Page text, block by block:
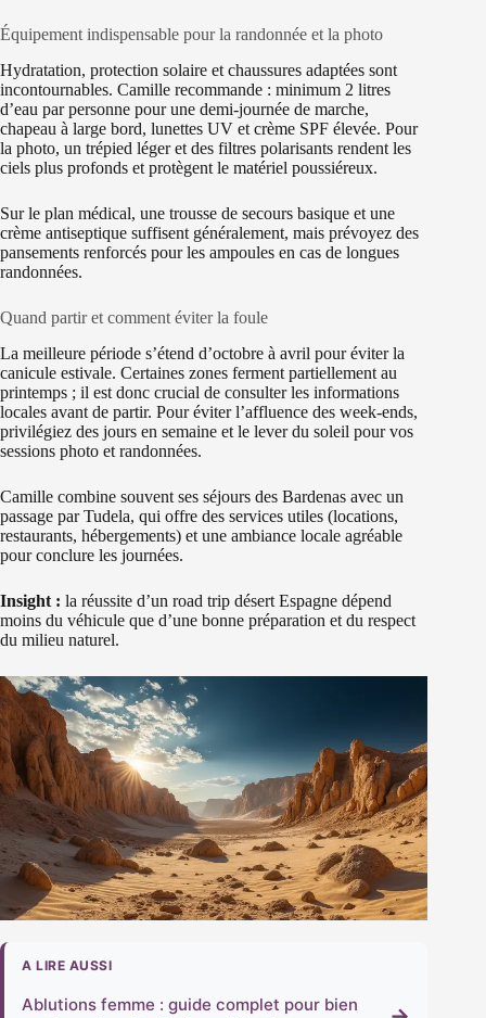
Équipement indispensable pour la randonnée et la photo
Hydratation, protection solaire et chaussures adaptées sont
incontournables. Camille recommande : minimum 2 litres
d’eau par personne pour une demi-journée de marche,
chapeau à large bord, lunettes UV et crème SPF élevée. Pour
la photo, un trépied léger et des filtres polarisants rendent les
ciels plus profonds et protègent le matériel poussiéreux.
Sur le plan médical, une trousse de secours basique et une
crème antiseptique suffisent généralement, mais prévoyez des
pansements renforcés pour les ampoules en cas de longues
randonnées.
Quand partir et comment éviter la foule
La meilleure période s’étend d’octobre à avril pour éviter la
canicule estivale. Certaines zones ferment partiellement au
printemps ; il est donc crucial de consulter les informations
locales avant de partir. Pour éviter l’affluence des week-ends,
privilégiez des jours en semaine et le lever du soleil pour vos
sessions photo et randonnées.
Camille combine souvent ses séjours des Bardenas avec un
passage par Tudela, qui offre des services utiles (locations,
restaurants, hébergements) et une ambiance locale agréable
pour conclure les journées.
Insight : la réussite d’un road trip désert Espagne dépend
moins du véhicule que d’une bonne préparation et du respect
du milieu naturel.
A LIRE AUSSI
Ablutions femme : guide complet pour bien